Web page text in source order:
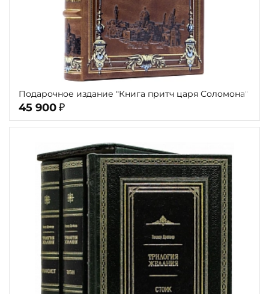
Подарочное издание "Книга притч царя Соломона"
45 900 ₽